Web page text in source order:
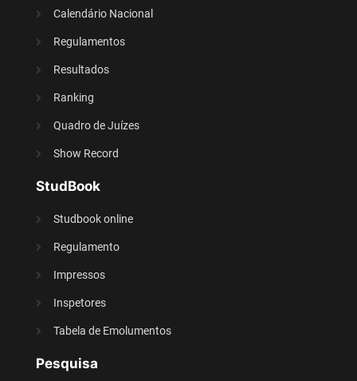
Calendário Nacional
Regulamentos
Resultados
Ranking
Quadro de Juízes
Show Record
StudBook
Studbook online
Regulamento
Impressos
Inspetores
Tabela de Emolumentos
Pesquisa